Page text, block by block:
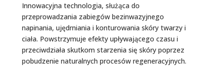
Innowacyjna technologia, służąca do
przeprowadzania zabiegów bezinwazyjnego
napinania, ujędrniania i konturowania skóry twarzy i
ciała. Powstrzymuje efekty upływającego czasu i
przeciwdziała skutkom starzenia się skóry poprzez
pobudzenie naturalnych procesów regeneracyjnych.